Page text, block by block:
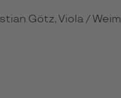
Götz, Viola /